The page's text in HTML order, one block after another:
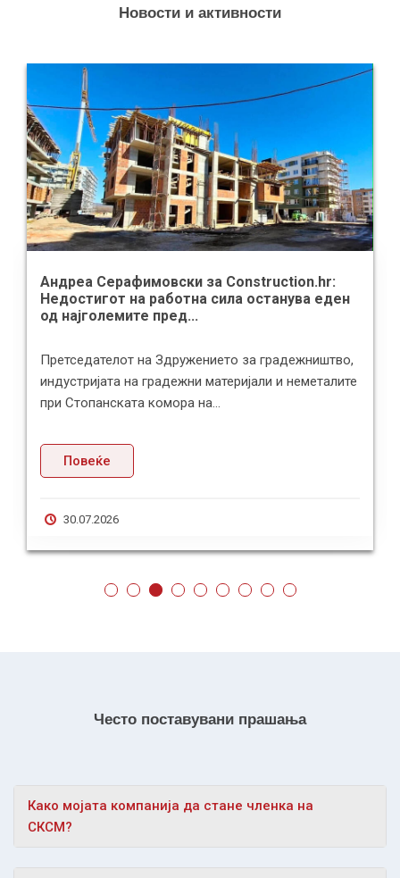
Новости и активности
Губерова за „Блумберг Адрија“:
Осигурувањето е клучна финансиска
заштита по невреме
Претседателката на Групацијата за осигурување
при Стопанската комора на Северна Македонија,
Ралица Губерова, во из...
Повеќе
23.07.2026
Често поставувани прашања
Како мојата компанија да стане членка на
СКСМ?